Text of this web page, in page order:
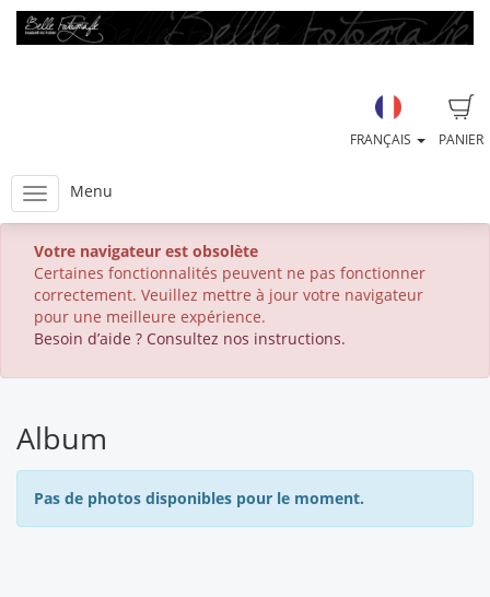
PANIER
FRANÇAIS
Menu
Votre navigateur est obsolète
Certaines fonctionnalités peuvent ne pas fonctionner
correctement. Veuillez mettre à jour votre navigateur
pour une meilleure expérience.
Besoin d’aide ? Consultez nos instructions.
Album
Pas de photos disponibles pour le moment.